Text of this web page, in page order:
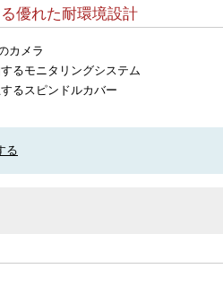
優れた耐環境設計
カメラ
るモニタリングシステム
るスピンドルカバー
る